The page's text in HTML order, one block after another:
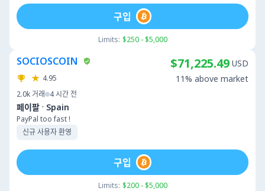
Limits: $250 - $5,000
구입
SOCIOSCOIN
4.95
2.0k 거래 4 시간 전
페이팔 · Spain
PayPal too fast !
신규 사용자 환영
$71,225.49 USD
11% above market
Limits: $200 - $5,000
구입